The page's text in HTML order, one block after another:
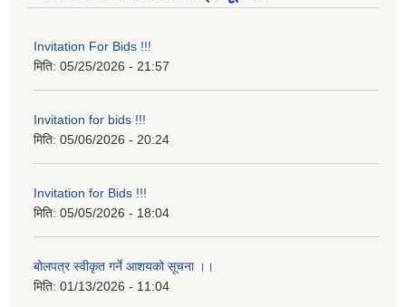
Invitation For Bids !!!
मिति: 05/25/2026 - 21:57
Invitation for bids !!!
मिति: 05/06/2026 - 20:24
Invitation for Bids !!!
मिति: 05/05/2026 - 18:04
बोलपत्र स्वीकृत गर्ने आशयको सूचना ।।
मिति: 01/13/2026 - 11:04